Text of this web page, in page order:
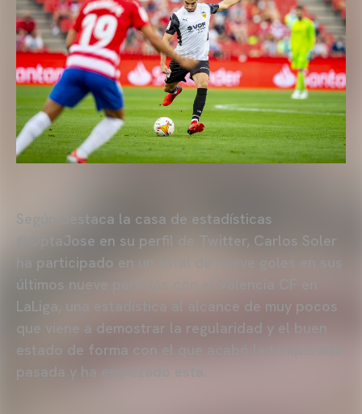
Según destaca la casa de estadísticas
@OptaJose en su perfil de Twitter, Carlos Soler
ha participado en un total de nueve goles en sus
últimos nueve partidos con el Valencia CF en
LaLiga, una estadística al alcance de muy pocos
que viene a demostrar la regularidad y el buen
estado de forma con el que acabó la temporada
pasada y ha empezado esta.